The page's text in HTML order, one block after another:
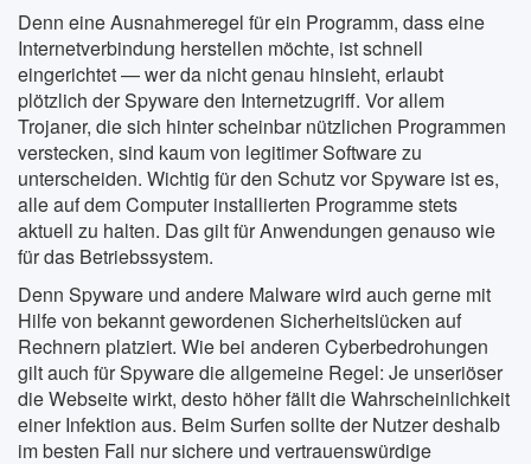
Denn eine Ausnahmeregel für ein Programm, dass eine
Internetverbindung herstellen möchte, ist schnell
eingerichtet — wer da nicht genau hinsieht, erlaubt
plötzlich der Spyware den Internetzugriff. Vor allem
Trojaner, die sich hinter scheinbar nützlichen Programmen
verstecken, sind kaum von legitimer Software zu
unterscheiden. Wichtig für den Schutz vor Spyware ist es,
alle auf dem Computer installierten Programme stets
aktuell zu halten. Das gilt für Anwendungen genauso wie
für das Betriebssystem.
Denn Spyware und andere Malware wird auch gerne mit
Hilfe von bekannt gewordenen Sicherheitslücken auf
Rechnern platziert. Wie bei anderen Cyberbedrohungen
gilt auch für Spyware die allgemeine Regel: Je unseriöser
die Webseite wirkt, desto höher fällt die Wahrscheinlichkeit
einer Infektion aus. Beim Surfen sollte der Nutzer deshalb
im besten Fall nur sichere und vertrauenswürdige